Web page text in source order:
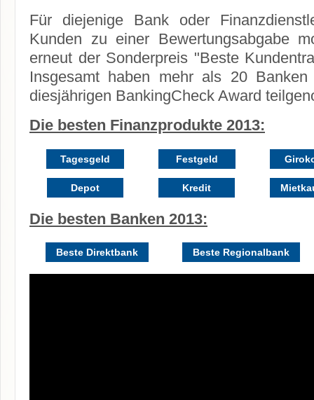
Für diejenige Bank oder
Kunden zu einer Bewertungsabgabe
erneut der Sonderpreis "Beste
Insgesamt haben mehr als 20
diesjährigen BankingCheck Award
Die besten Finanzprodukte 2013:
Tagesgeld Festgeld
Depot Kredit
Die besten Banken 2013:
Beste Direktbank Beste Regionalbank